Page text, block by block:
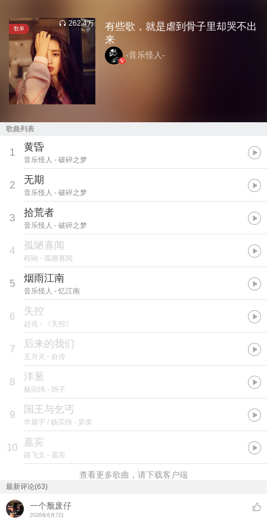
歌单
262.4万
有些歌，就是虐到骨子里却哭不出
来
-音乐怪人-
歌曲列表
1 黄昏
音乐怪人 - 破碎之梦
2 无期
音乐怪人 - 破碎之梦
3 拾荒者
音乐怪人 - 破碎之梦
4 孤陋寡闻
程响 - 孤陋寡闻
5 烟雨江南
音乐怪人 - 忆江南
6 失控
赵兆 - 《失控》
7 后来的我们
五月天 - 自传
8 洋葱
杨宗纬 - 鸽子
9 国王与乞丐
华晨宇 / 杨宗纬 - 异类
10 嘉宾
路飞文 - 嘉宾
查看更多歌曲，请下载客户端
最新评论(63)
一个颓废仔
2026年6月7日